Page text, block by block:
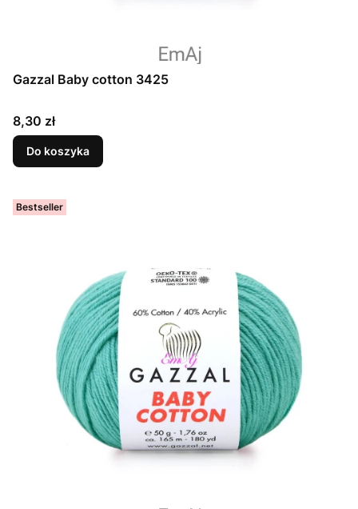
Gazzal Baby cotton 3425
Cena
8,30 zł
Do koszyka
Bestseller